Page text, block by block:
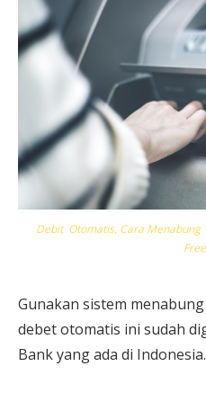
Debit Otomatis, Cara Menabung
Gunakan sistem
debet otomatis ini sudah
Bank yang ada di Indonesia.